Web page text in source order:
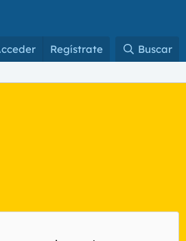
Regístrate Buscar